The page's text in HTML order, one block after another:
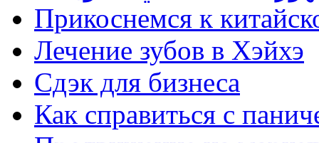
Прикоснемся к
Лечение зубов в Хэйхэ
Сдэк для бизнеса
Как справиться с